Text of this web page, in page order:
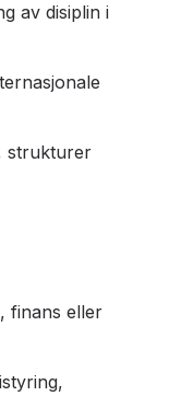
av disiplin i
strukturer
finans eller